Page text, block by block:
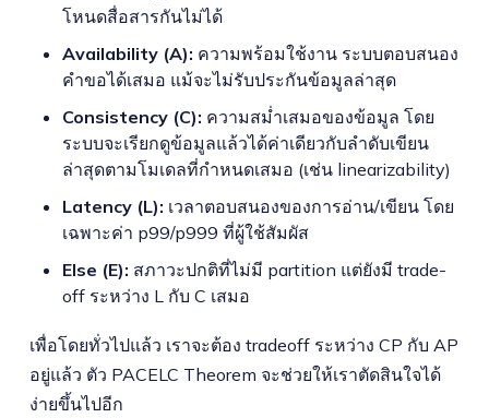
โหนดสื่อสารกันไม่ได้
Availability (A): ความพร้อมใช้งาน ระบบตอบสนอง
คำขอได้เสมอ แม้จะไม่รับประกันข้อมูลล่าสุด
Consistency (C): ความสม่ำเสมอของข้อมูล โดย
ระบบจะเรียกดูข้อมูลแล้วได้ค่าเดียวกับลำดับเขียน
ล่าสุดตามโมเดลที่กำหนดเสมอ (เช่น linearizability)
Latency (L): เวลาตอบสนองของการอ่าน/เขียน โดย
เฉพาะค่า p99/p999 ที่ผู้ใช้สัมผัส
Else (E): สภาวะปกติที่ไม่มี partition แต่ยังมี trade-
off ระหว่าง L กับ C เสมอ
เพื่อโดยทั่วไปแล้ว เราจะต้อง tradeoff ระหว่าง CP กับ AP
อยู่แล้ว ตัว PACELC Theorem จะช่วยให้เราตัดสินใจได้
ง่ายขึ้นไปอีก